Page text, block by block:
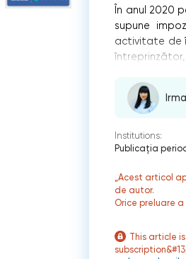
În anul 2020
supune
activitate de
Institutions:
Publicaţia
„Acest articol
de autor.
Orice preluare a
This article